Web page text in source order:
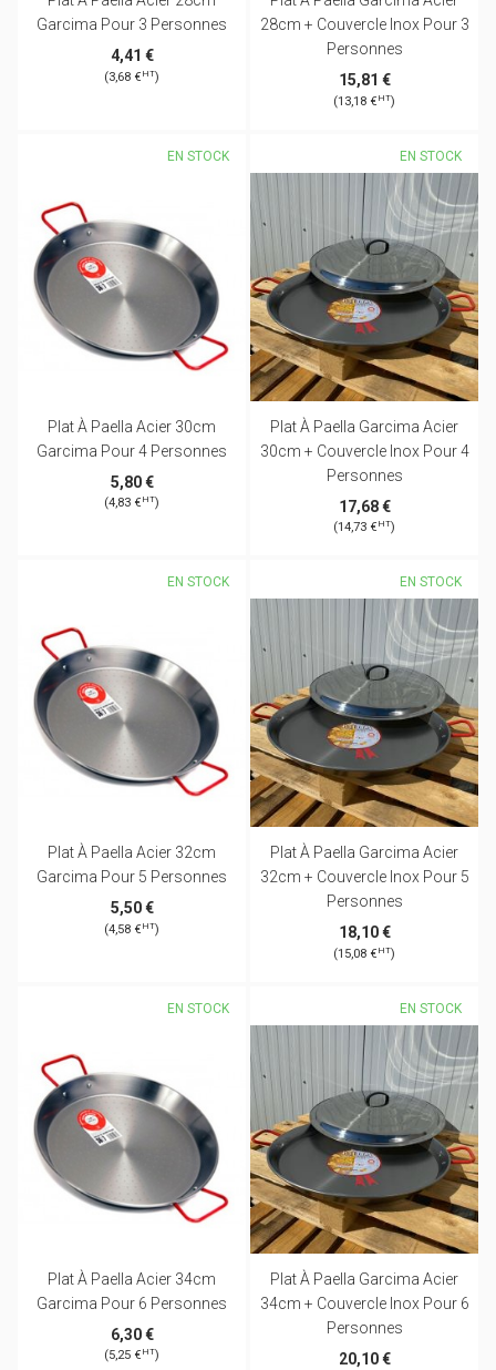
Garcima Pour 3 Personnes
4,41 €
(3,68 €HT)
28cm + Couvercle Inox Pour 3
Personnes
15,81 €
(13,18 €HT)
Plat À Paella Acier 30cm
Garcima Pour 4 Personnes
EN STOCK
5,80 €
(4,83 €HT)
Plat À Paella Garcima Acier
30cm + Couvercle Inox Pour 4
Personnes
EN STOCK
17,68 €
(14,73 €HT)
Plat À Paella Acier 32cm
Garcima Pour 5 Personnes
EN STOCK
5,50 €
(4,58 €HT)
Plat À Paella Garcima Acier
32cm + Couvercle Inox Pour 5
Personnes
EN STOCK
18,10 €
(15,08 €HT)
Plat À Paella Acier 34cm
Garcima Pour 6 Personnes
EN STOCK
6,30 €
(5,25 €HT)
Plat À Paella Garcima Acier
34cm + Couvercle Inox Pour 6
Personnes
EN STOCK
20,10 €